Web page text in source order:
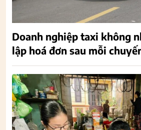
Doanh nghiệp taxi không
lập hoá đơn sau mỗi